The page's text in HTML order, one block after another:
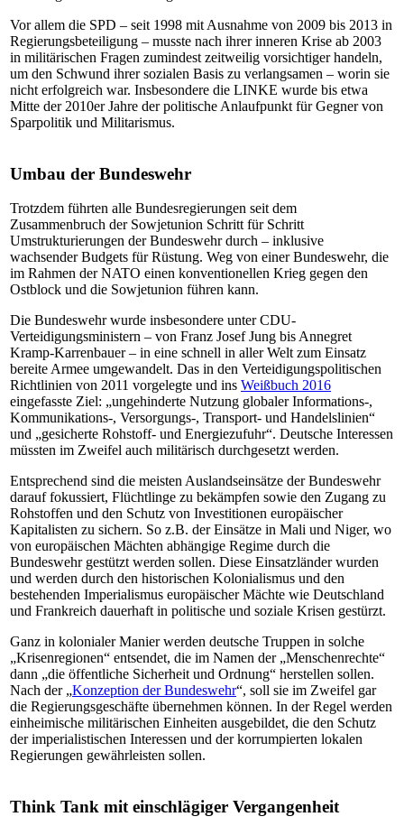
Vor allem die SPD – seit 1998 mit Ausnahme von 2009 bis 2013 in
Regierungsbeteiligung – musste nach ihrer inneren Krise ab 2003
in militärischen Fragen zumindest zeitweilig vorsichtiger handeln,
um den Schwund ihrer sozialen Basis zu verlangsamen – worin sie
nicht erfolgreich war. Insbesondere die LINKE wurde bis etwa
Mitte der 2010er Jahre der politische Anlaufpunkt für Gegner von
Sparpolitik und Militarismus.
Umbau der Bundeswehr
Trotzdem führten alle Bundesregierungen seit dem
Zusammenbruch der Sowjetunion Schritt für Schritt
Umstrukturierungen der Bundeswehr durch – inklusive
wachsender Budgets für Rüstung. Weg von einer Bundeswehr, die
im Rahmen der NATO einen konventionellen Krieg gegen den
Ostblock und die Sowjetunion führen kann.
Die Bundeswehr wurde insbesondere unter CDU-
Verteidigungsministern – von Franz Josef Jung bis Annegret
Kramp-Karrenbauer – in eine schnell in aller Welt zum Einsatz
bereite Armee umgewandelt. Das in den Verteidigungspolitischen
Richtlinien von 2011 vorgelegte und ins Weißbuch 2016
eingefasste Ziel: „ungehinderte Nutzung globaler Informations-,
Kommunikations-, Versorgungs-, Transport- und Handelslinien“
und „gesicherte Rohstoff- und Energiezufuhr“. Deutsche Interessen
müssten im Zweifel auch militärisch durchgesetzt werden.
Entsprechend sind die meisten Auslandseinsätze der Bundeswehr
darauf fokussiert, Flüchtlinge zu bekämpfen sowie den Zugang zu
Rohstoffen und den Schutz von Investitionen europäischer
Kapitalisten zu sichern. So z.B. der Einsätze in Mali und Niger, wo
von europäischen Mächten abhängige Regime durch die
Bundeswehr gestützt werden sollen. Diese Einsatzländer wurden
und werden durch den historischen Kolonialismus und den
bestehenden Imperialismus europäischer Mächte wie Deutschland
und Frankreich dauerhaft in politische und soziale Krisen gestürzt.
Ganz in kolonialer Manier werden deutsche Truppen in solche
„Krisenregionen“ entsendet, die im Namen der „Menschenrechte“
dann „die öffentliche Sicherheit und Ordnung“ herstellen sollen.
Nach der „Konzeption der Bundeswehr“, soll sie im Zweifel gar
die Regierungsgeschäfte übernehmen können. In der Regel werden
einheimische militärischen Einheiten ausgebildet, die den Schutz
der imperialistischen Interessen und der korrumpierten lokalen
Regierungen gewährleisten sollen.
Think Tank mit einschlägiger Vergangenheit